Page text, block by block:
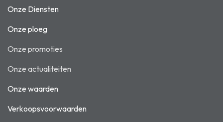
Onze Diensten
Onze ploeg
Onze promoties
Onze actualiteiten
Onze waarden
Verkoopsvoorwaarden